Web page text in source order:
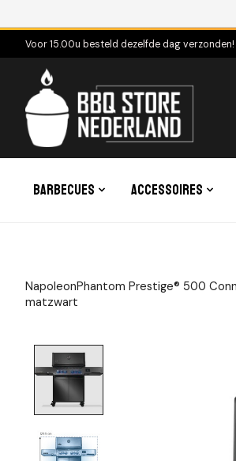
Voor 15.00u besteld dezelfde dag
Barbecues Accessoires
NapoleonPhantom Prestige® 500
matzwart